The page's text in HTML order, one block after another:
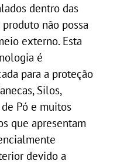
dentro das
não possa
externo. Esta
é
para a proteção
Silos,
Pó e muitos
que apresentam
devido a